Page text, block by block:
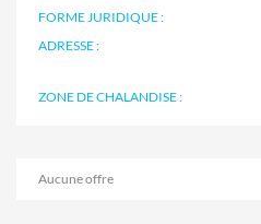
FORME JURIDIQUE :
ADRESSE :
ZONE DE CHALANDISE :
Aucune offre